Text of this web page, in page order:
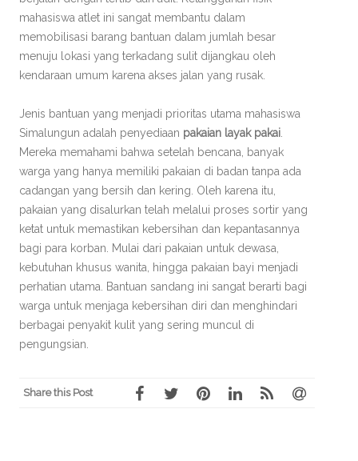
mahasiswa atlet ini sangat membantu dalam
memobilisasi barang bantuan dalam jumlah besar
menuju lokasi yang terkadang sulit dijangkau oleh
kendaraan umum karena akses jalan yang rusak.
Jenis bantuan yang menjadi prioritas utama mahasiswa
Simalungun adalah penyediaan pakaian layak pakai
Mereka memahami bahwa setelah bencana, banyak
warga yang hanya memiliki pakaian di badan tanpa ada
cadangan yang bersih dan kering. Oleh karena itu,
pakaian yang disalurkan telah melalui proses sortir yang
ketat untuk memastikan kebersihan dan kepantasannya
bagi para korban. Mulai dari pakaian untuk dewasa,
kebutuhan khusus wanita, hingga pakaian bayi menjadi
perhatian utama. Bantuan sandang ini sangat berarti bagi
warga untuk menjaga kebersihan diri dan menghindari
berbagai penyakit kulit yang sering muncul di
pengungsian.
Share this Post